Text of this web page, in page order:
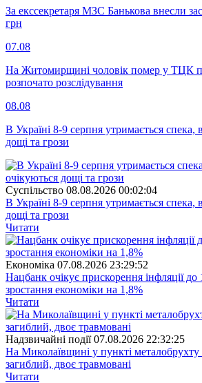
За екссекретаря МЗС Банькова внесли
грн
07.08
На Житомирщині чоловік помер у ТЦК
розпочато розслідування
08.08
В Україні 8-9 серпня утримається спека,
дощі та грози
Суспiльство 08.08.2026 00:02:04
В Україні 8-9 серпня утримається спека,
дощі та грози
Читати
Економіка 07.08.2026 23:29:52
Нацбанк очікує прискорення інфляції до
зростання економіки на 1,8%
Читати
Надзвичайні події 07.08.2026 22:32:25
На Миколаївщині у пункті металобрухту
загиблий, двоє травмовані
Читати